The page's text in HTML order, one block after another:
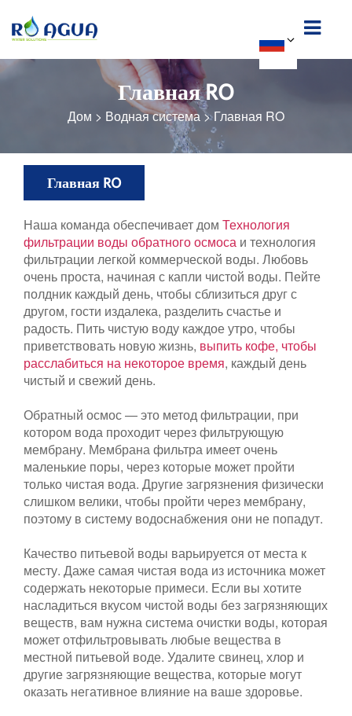
Главная RO
Дом > Водная система>Главная RO
Главная RO
Наша команда обеспечивает дом Технология
фильтрации воды обратного осмоса и технология
фильтрации легкой коммерческой воды. Любовь
очень проста, начиная с капли чистой воды. Пейте
полдник каждый день, чтобы сблизиться друг с
другом, гости издалека, разделить счастье и
радость. Пить чистую воду каждое утро, чтобы
приветствовать новую жизнь, выпить кофе, чтобы
расслабиться на некоторое время, каждый день
чистый и свежий день.
Обратный осмос — это метод фильтрации, при
котором вода проходит через фильтрующую
мембрану. Мембрана фильтра имеет очень
маленькие поры, через которые может пройти
только чистая вода. Другие загрязнения физически
слишком велики, чтобы пройти через мембрану,
поэтому в систему водоснабжения они не попадут.
Качество питьевой воды варьируется от места к
месту. Даже самая чистая вода из источника может
содержать некоторые примеси. Если вы хотите
насладиться вкусом чистой воды без загрязняющих
веществ, вам нужна система очистки воды, которая
может отфильтровывать любые вещества в
местной питьевой воде. Удалите свинец, хлор и
другие загрязняющие вещества, которые могут
оказать негативное влияние на ваше здоровье.